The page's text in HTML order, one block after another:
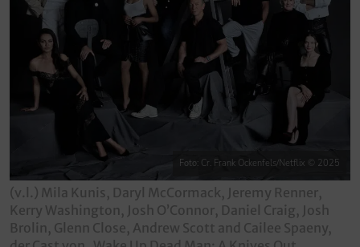
Foto: Cr. Frank Ockenfels/Netflix © 2025
(v.l.) Mila Kunis, Daryl McCormack, Jeremy Renner,
Kerry Washington, Josh O’Connor, Daniel Craig, Josh
Brolin, Glenn Close, Andrew Scott and Cailee Spaeny,